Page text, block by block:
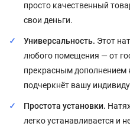
просто качественный
свои деньги.
Универсальность. Этот
любого помещения — от
прекрасным дополнением
подчеркнёт вашу
Простота установки.
легко устанавливается и